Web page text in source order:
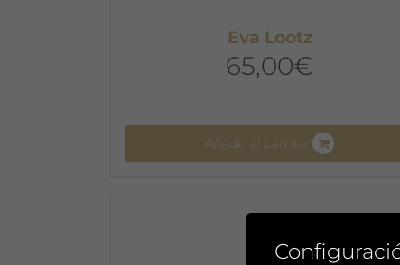
Eva Lootz
65,00€
Añadir al carrito